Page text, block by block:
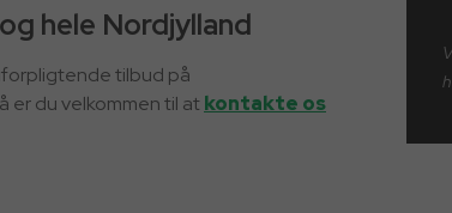
hele Nordjylland
tilbud på
er du velkommen til at kontakte os